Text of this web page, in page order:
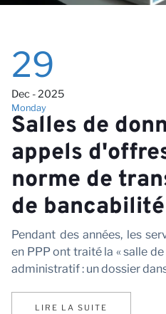
29
Dec - 2025
Monday
Salles de
appels
norme de
de
Pendant des années, les
en PPP ont traité la « salle
administratif : un dossier
LIRE LA SUITE